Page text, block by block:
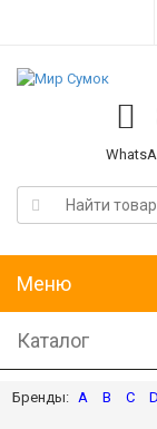
Меню
Каталог
A B C D